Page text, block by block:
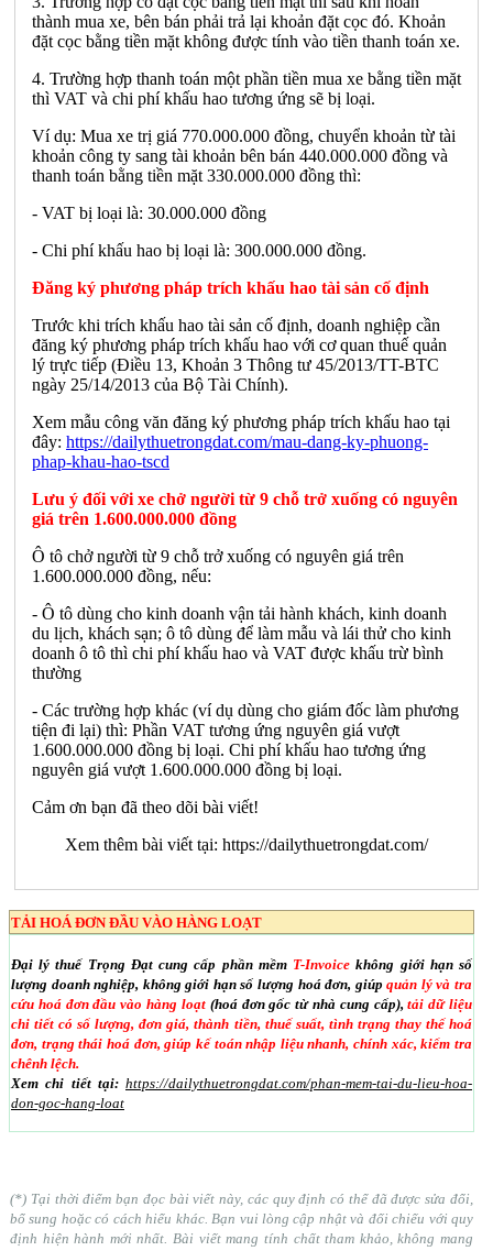
thành mua xe, bên bán phải trả lại khoản đặt cọc đó. Khoản
đặt cọc bằng tiền mặt không được tính vào tiền thanh toán xe.
4. Trường hợp thanh toán một phần tiền mua xe bằng tiền mặt
thì VAT và chi phí khấu hao tương ứng sẽ bị loại.
Ví dụ: Mua xe trị giá 770.000.000 đồng, chuyển khoản từ tài
khoản công ty sang tài khoản bên bán 440.000.000 đồng và
thanh toán bằng tiền mặt 330.000.000 đồng thì:
- VAT bị loại là: 30.000.000 đồng
- Chi phí khấu hao bị loại là: 300.000.000 đồng.
Đăng ký phương pháp trích khấu hao tài sản cố định
Trước khi trích khấu hao tài sản cố định, doanh nghiệp cần
đăng ký phương pháp trích khấu hao với cơ quan thuế quản
lý trực tiếp (Điều 13, Khoản 3 Thông tư 45/2013/TT-BTC
ngày 25/14/2013 của Bộ Tài Chính).
Xem mẫu công văn đăng ký phương pháp trích khấu hao tại
đây: https://dailythuetrongdat.com/mau-dang-ky-phuong-
phap-khau-hao-tscd
Lưu ý đối với xe chở người từ 9 chỗ trở xuống có nguyên
giá trên 1.600.000.000 đồng
Ô tô chở người từ 9 chỗ trở xuống có nguyên giá trên
1.600.000.000 đồng, nếu:
- Ô tô dùng cho kinh doanh vận tải hành khách, kinh doanh
du lịch, khách sạn; ô tô dùng để làm mẫu và lái thử cho kinh
doanh ô tô thì chi phí khấu hao và VAT được khấu trừ bình
thường
- Các trường hợp khác (ví dụ dùng cho giám đốc làm phương
tiện đi lại) thì: Phần VAT tương ứng nguyên giá vượt
1.600.000.000 đồng bị loại. Chi phí khấu hao tương ứng
nguyên giá vượt 1.600.000.000 đồng bị loại.
Cảm ơn bạn đã theo dõi bài viết!
Xem thêm bài viết tại: https://dailythuetrongdat.com/
TẢI HOÁ ĐƠN ĐẦU VÀO HÀNG LOẠT
Đại lý thuế Trọng Đạt cung cấp phần mềm T-Invoice không giới hạn số
lượng doanh nghiệp, không giới hạn số lượng hoá đơn, giúpquản lý và tra
cứu hoá đơn đầu vào hàng loạt(hoá đơn gốc từ nhà cung cấp),tải dữ liệu
chi tiết có số lượng, đơn giá, thành tiền, thuế suất, tình trạng thay thế hoá
đơn, trạng thái hoá đơn, giúp kế toán nhập liệu nhanh, chính xác, kiểm tra
chênh lệch.
Xem chi tiết tại: https://dailythuetrongdat.com/phan-mem-tai-du-lieu-hoa-
don-goc-hang-loat
(*) Tại thời điểm bạn đọc bài viết này, các quy định có thể đã được sửa đổi,
bổ sung hoặc có cách hiểu khác. Bạn vui lòng cập nhật và đối chiếu với quy
định hiện hành mới nhất. Bài viết mang tính chất tham khảo, không mang